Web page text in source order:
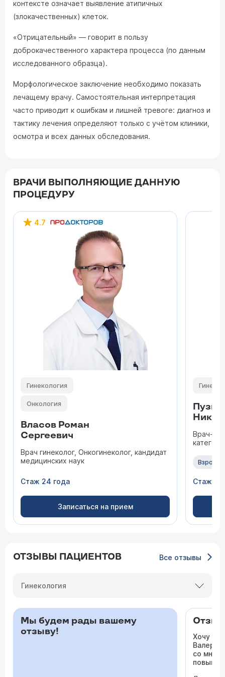
контексте означает выявление атипичных
(злокачественных) клеток.
«Отрицательный» — говорит в пользу
доброкачественного характера процесса (по данным
исследованного образца).
Морфологическое заключение необходимо показать
лечащему врачу. Самостоятельная интерпретация
часто приводит к ошибкам и лишней тревоге: диагноз и
тактику лечения определяют только с учётом клиники,
осмотра и всех данных обследования.
ВРАЧИ ВЫПОЛНЯЮЩИЕ ДАННУЮ
ПРОЦЕДУРУ
4.7
Гинекология
Онкология
Власов Роман
Сергеевич
Врач гинеколог, Онкогинеколог, кандидат
медицинских наук
Стаж 24 года
Записаться на прием
Врач-
Стаж 47
ОТЗЫВЫ ПАЦИЕНТОВ Все отзывы
Гинекология
Мы будем рады вашему
отзыву!
Хочу
со мной